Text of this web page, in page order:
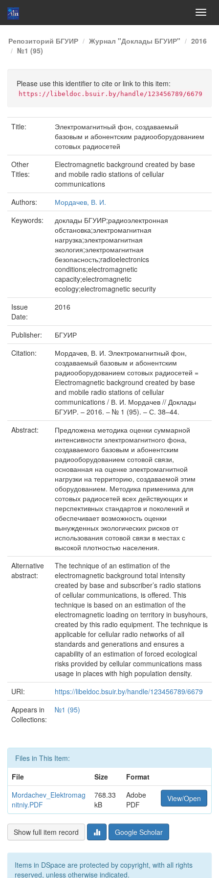
Skip
navigation
Репозиторий БГУИР Журнал "Доклады БГУИР"
2016
№1 (95)
Please use this identifier to cite or link to this item:
https://libeldoc.bsuir.by/handle/123456789/6679
Title:
Электромагнитный фон, создаваемый
базовым и абонентским радиооборудованием
сотовых радиосетей
Other
Titles:
Electromagnetic background created by base
and mobile radio stations of cellular
communications
Authors:
Мордачев, В. И.
Keywords:
доклады БГУИР;радиоэлектронная
обстановка;электромагнитная
нагрузка;электромагнитная
экология;электромагнитная
безопасность;radioelectronics
conditions;electromagnetic
capacity;electromagnetic
ecology;electromagnetic security
Issue
Date:
2016
Publisher:
БГУИР
Citation:
Мордачев, В. И. Электромагнитный фон,
создаваемый базовым и абонентским
радиооборудованием сотовых радиосетей =
Electromagnetic background created by base
and mobile radio stations of cellular
communications / В. И. Мордачев // Доклады
БГУИР. – 2016. – № 1 (95). – С. 38–44.
Abstract:
Предложена методика оценки суммарной
интенсивности электромагнитного фона,
создаваемого базовым и абонентским
радиооборудованием сотовой связи,
основанная на оценке электромагнитной
нагрузки на территорию, создаваемой этим
оборудованием. Методика применима для
сотовых радиосетей всех действующих и
перспективных стандартов и поколений и
обеспечивает возможность оценки
вынужденных экологических рисков от
использования сотовой связи в местах с
высокой плотностью населения.
Alternative
abstract:
The technique of an estimation of the
electromagnetic background total intensity
created by base and subscriber’s radio stations
of cellular communications, is offered. This
technique is based on an estimation of the
electromagnetic loading on territory in busyhours,
created by this radio equipment. The technique is
applicable for cellular radio networks of all
standards and generations and ensures a
capability of an estimation of forced ecological
risks provided by cellular communications mass
usage in places with high population density.
URI:
https://libeldoc.bsuir.by/handle/123456789/6679
Appears in
Collections:
№1 (95)
Files in This Item:
File
Size
Format
Mordachev_Elektromag
nitniy.PDF
768.33
kB
Adobe
PDF
View/Open
Show full item record Google Scholar
Items in DSpace are protected by copyright, with all rights
reserved, unless otherwise indicated.